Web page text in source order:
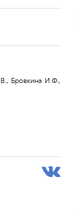
Бровкина И.Ф.,